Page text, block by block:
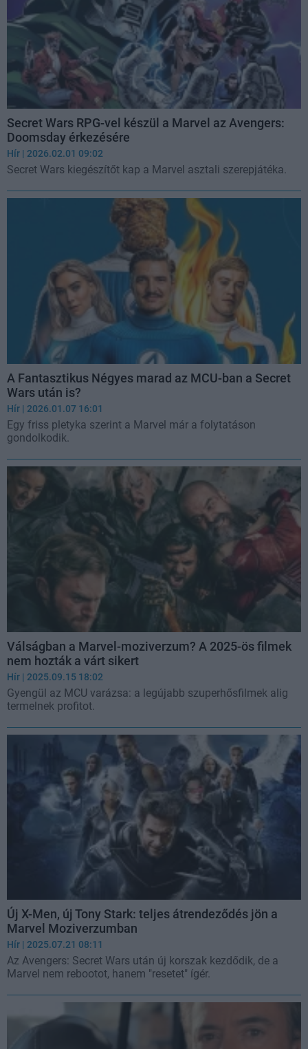
Secret Wars RPG-vel készül a Marvel az Avengers:
Doomsday érkezésére
Hír | 2026.02.01 09:02
Secret Wars kiegészítőt kap a Marvel asztali szerepjátéka.
A Fantasztikus Négyes marad az MCU-ban a Secret
Wars után is?
Hír | 2026.01.07 16:01
Egy friss pletyka szerint a Marvel már a folytatáson
gondolkodik.
Válságban a Marvel-moziverzum? A 2025-ös filmek
nem hozták a várt sikert
Hír | 2025.09.15 18:02
Gyengül az MCU varázsa: a legújabb szuperhősfilmek alig
termelnek profitot.
Új X-Men, új Tony Stark: teljes átrendeződés jön a
Marvel Moziverzumban
Hír | 2025.07.21 08:11
Az Avengers: Secret Wars után új korszak kezdődik, de a
Marvel nem rebootot, hanem "resetet" ígér.